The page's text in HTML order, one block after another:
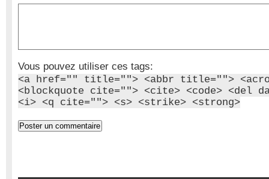
Vous pouvez utiliser ces tags:
<a href="" title=""> <abbr title="">
<blockquote cite=""> <cite> <code> <del
<i> <q cite=""> <s> <strike> <strong>